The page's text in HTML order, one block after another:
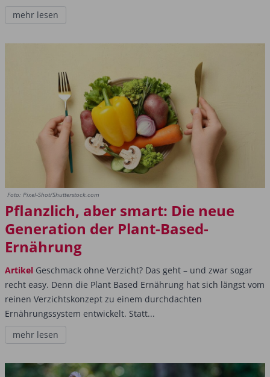
mehr lesen
Foto: Pixel-Shot/Shutterstock.com
Pflanzlich, aber smart: Die neue
Generation der Plant-Based-
Ernährung
Artikel Geschmack ohne Verzicht? Das geht – und zwar sogar
recht easy. Denn die Plant Based Ernährung hat sich längst vom
reinen Verzichtskonzept zu einem durchdachten
Ernährungssystem entwickelt. Statt...
mehr lesen